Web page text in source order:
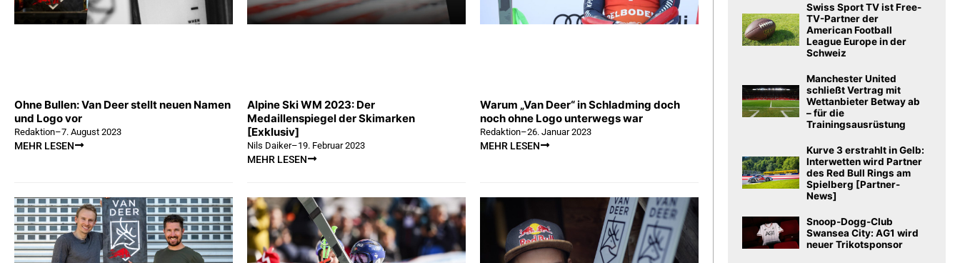
Ohne Bullen: Van Deer stellt neuen Namen
und Logo vor
Redaktion–7. August 2023
MEHR LESEN
Alpine Ski WM 2023: Der
Medaillenspiegel der Skimarken
[Exklusiv]
Nils Daiker–19. Februar 2023
MEHR LESEN
Warum „Van Deer“ in Schladming doch
noch ohne Logo unterwegs war
Redaktion–26. Januar 2023
MEHR LESEN
Swiss Sport TV ist Free-
TV-Partner der
American Football
League Europe in der
Schweiz
Manchester United
schließt Vertrag mit
Wettanbieter Betway ab
– für die
Trainingsausrüstung
Kurve 3 erstrahlt in Gelb:
Interwetten wird Partner
des Red Bull Rings am
Spielberg [Partner-
News]
Snoop-Dogg-Club
Swansea City: AG1 wird
neuer Trikotsponsor